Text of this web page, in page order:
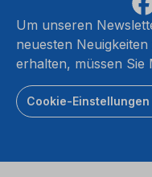
Um unseren
neuesten
erhalten, müssen Sie
Cookie-